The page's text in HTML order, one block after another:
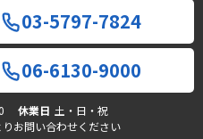
03-5797-7824
06-6130-9000
休業日 土・日・祝
お問い合わせください